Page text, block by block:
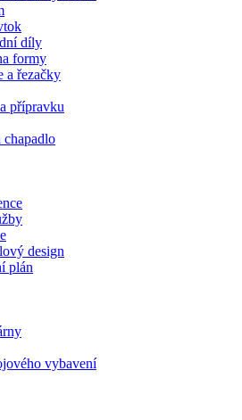
díly
formy
a řezačky
přípravku
chapadlo
design
plán
vybavení